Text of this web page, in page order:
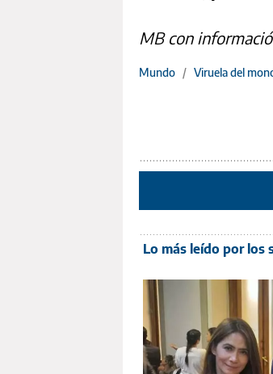
MB con
Mundo / Viruela del
Lo más leído por los